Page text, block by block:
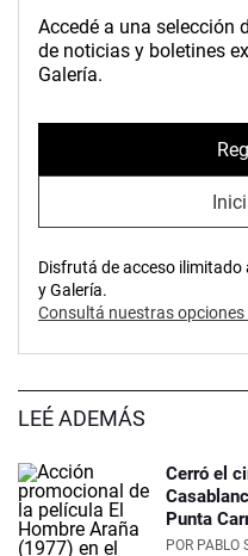
Accedé a una selección
de noticias y boletines
Galería.
Disfrutá de acceso ilimitado
y Galería.
Consultá nuestras
LEÉ ADEMÁS
Cerró el
Punta
POR PABLO